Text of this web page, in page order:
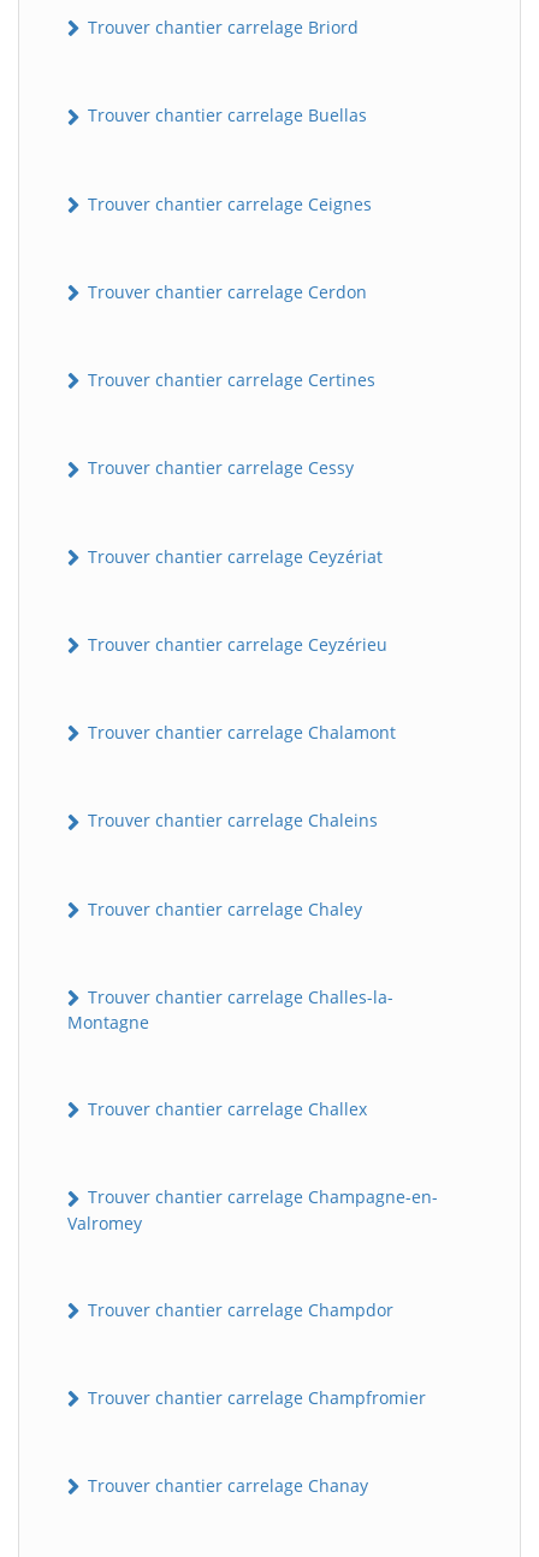
Trouver chantier carrelage Briord
Trouver chantier carrelage Buellas
Trouver chantier carrelage Ceignes
Trouver chantier carrelage Cerdon
Trouver chantier carrelage Certines
Trouver chantier carrelage Cessy
Trouver chantier carrelage Ceyzériat
Trouver chantier carrelage Ceyzérieu
Trouver chantier carrelage Chalamont
Trouver chantier carrelage Chaleins
Trouver chantier carrelage Chaley
Trouver chantier carrelage Challes-la-
Montagne
Trouver chantier carrelage Challex
Trouver chantier carrelage Champagne-en-
Valromey
Trouver chantier carrelage Champdor
Trouver chantier carrelage Champfromier
Trouver chantier carrelage Chanay